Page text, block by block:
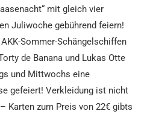
mit gleich vier
Juliwoche gebührend feiern!
Sommer-Schängelschiffen
de Banana und Lukas Otte
und Mittwochs eine
gefeiert! Verkleidung ist nicht
Karten zum Preis von 22€ gibts